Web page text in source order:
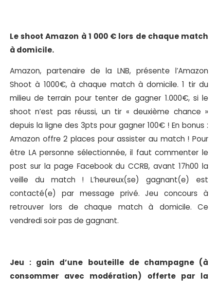
Le shoot Amazon à 1 000 € lors de chaque match
à domicile.
Amazon, partenaire de la LNB, présente l’Amazon
Shoot à 1000€, à chaque match à domicile. 1 tir du
milieu de terrain pour tenter de gagner 1.000€, si le
shoot n’est pas réussi, un tir « deuxième chance »
depuis la ligne des 3pts pour gagner 100€ ! En bonus :
Amazon offre 2 places pour assister au match ! Pour
être LA personne sélectionnée, il faut commenter le
post sur la page Facebook du CCRB, avant 17h00 la
veille du match ! L’heureux(se) gagnant(e) est
contacté(e) par message privé. Jeu concours à
retrouver lors de chaque match à domicile. Ce
vendredi soir pas de gagnant.
Jeu : gain d’une bouteille de champagne (à
consommer avec modération) offerte par la